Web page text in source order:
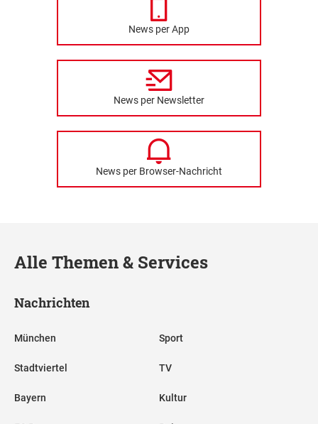
News per App
News per Newsletter
News per Browser-Nachricht
Alle Themen & Services
Nachrichten
München
Stadtviertel
Bayern
Sport
TV
Kultur